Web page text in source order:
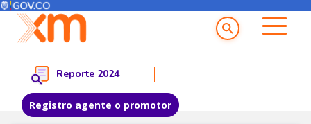
Menú del Usuario
Reporte 2024
Registro agente o promotor
Menu principal